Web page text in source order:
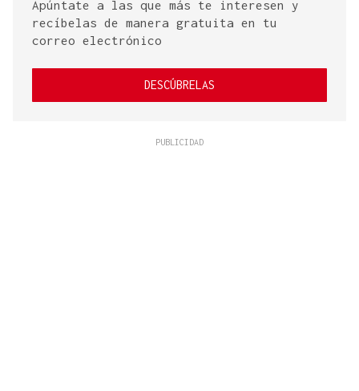
Apúntate a las que más te interesen y
recíbelas de manera gratuita en tu
correo electrónico
DESCÚBRELAS